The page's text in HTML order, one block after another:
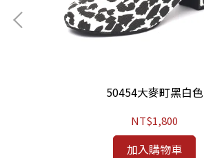
50454大麥町黑白色
NT$1,800
加入購物車